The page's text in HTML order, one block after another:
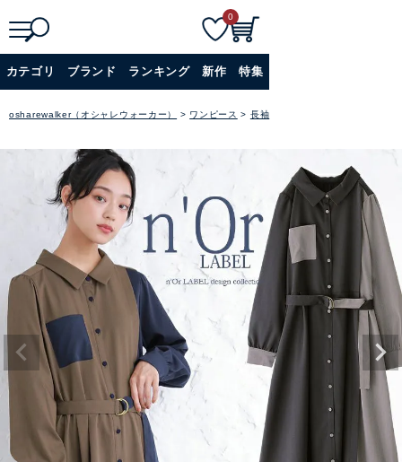
詳細検索
0
カテゴリ ブランド ランキング 新作 特集
osharewalker（オシャレウォーカー） ワンピース 長袖